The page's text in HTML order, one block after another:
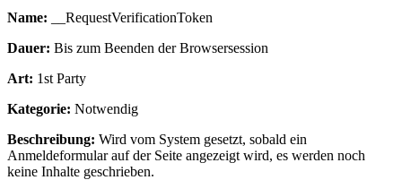
Name: __RequestVerificationToken
Dauer: Bis zum Beenden der Browsersession
Art: 1st Party
Kategorie: Notwendig
Beschreibung: Wird vom System gesetzt, sobald ein
Anmeldeformular auf der Seite angezeigt wird, es werden noch
keine Inhalte geschrieben.